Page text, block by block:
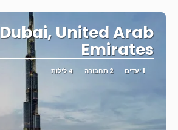
Dubai, United Arab
Emirates
1 יעדים 2 תחבורה 4 לילות